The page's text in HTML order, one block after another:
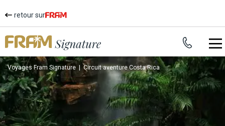
retour sur
Voyages Fram Signature Circuit aventure Costa Rica